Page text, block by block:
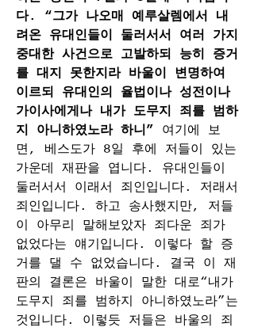
다. “그가 나오매 예루살렘에서 내
려온 유대인들이 둘러서서 여러 가지
중대한 사건으로 고발하되 능히 증거
를 대지 못한지라 바울이 변명하여
이르되 유대인의 율법이나 성전이나
가이사에게나 내가 도무지 죄를 범하
지 아니하였노라 하니” 여기에 보
면, 베스도가 8일 후에 저들이 있는
가운데 재판을 엽니다. 유대인들이
둘러서서 이래서 죄인입니다. 저래서
죄인입니다. 하고 송사했지만, 저들
이 아무리 말해보았자 죄다운 죄가
없었다는 얘기입니다. 이렇다 할 증
거를 댈 수 없었습니다. 결국 이 재
판의 결론은 바울이 말한 대로“내가
도무지 죄를 범하지 아니하였노라”는
것입니다. 이렇듯 저들은 바울의 죄